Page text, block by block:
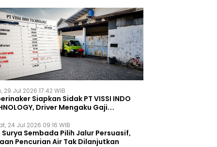
29 Jul 2026 17:42 WIB
Siapkan Sidak PT VISSI INDO
Driver Mengaku Gaji
24 Jul 2026 09:16 WIB
Surya Sembada Pilih Jalur Persuasif,
Pencurian Air Tak Dilanjutkan